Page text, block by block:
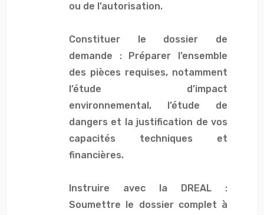
ou de l’autorisation.
Constituer le dossier de
demande : Préparer l’ensemble
des pièces requises, notamment
l’étude d’impact
environnemental, l’étude de
dangers et la justification de vos
capacités techniques et
financières.
Instruire avec la DREAL :
Soumettre le dossier complet à